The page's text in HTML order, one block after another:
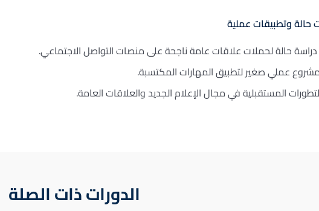
حالة وتطبيقات عملية
دراسة حالة لحملات علاقات عامة ناجحة على منصات التواصل الاجتماعي.
عملي صغير لتطبيق المهارات المكتسبة.
المستقبلية في مجال الإعلام الجديد والعلاقات العامة.
الدورات ذات الصلة